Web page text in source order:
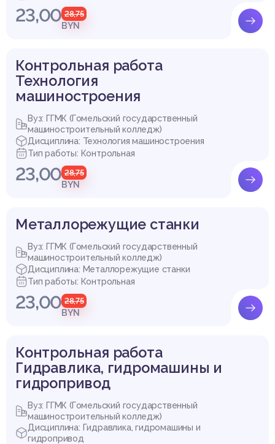
23,00 28,75
BYN
Контрольная работа
Технология
машиностроения
Вуз: ГГМК (Гомельский государственный
машиностроительный колледж)
Дисциплина: Технология машиностроения
Тип работы: Контрольная
23,00 28,75
BYN
Металлорежущие станки
Вуз: ГГМК (Гомельский государственный
машиностроительный колледж)
Дисциплина: Металлорежущие станки
Тип работы: Контрольная
23,00 28,75
BYN
Контрольная работа
Гидравлика, гидромашины и
гидропривод
Вуз: ГГМК (Гомельский государственный
машиностроительный колледж)
Дисциплина: Гидравлика, гидромашины и
гидропривод